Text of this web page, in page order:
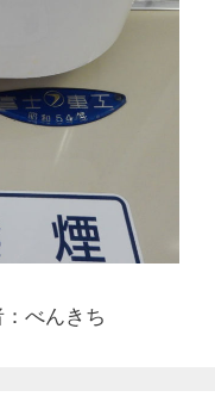
べんきち